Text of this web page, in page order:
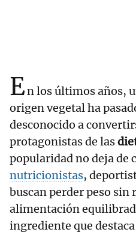
En los últimos años,
origen vegetal ha
desconocido a
protagonistas de las
popularidad no deja de
nutricionistas,
buscan perder peso sin
alimentación
ingrediente que